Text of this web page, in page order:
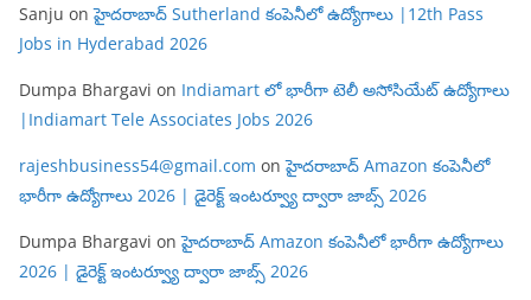
Sanju onహైదరాబాద్ Sutherland కంపెనీలో ఉద్యోగాలు |12th Pass
Jobs in Hyderabad 2026
Dumpa Bhargavi on Indiamart లో భారీగా టెలీ అసోసియేట్ ఉద్యోగాలు
|Indiamart Tele Associates Jobs 2026
rajeshbusiness54@gmail.com onహైదరాబాద్ Amazon కంపెనీలో
భారీగా ఉద్యోగాలు 2026 | డైరెక్ట్ ఇంటర్వ్యూ ద్వారా జాబ్స్ 2026
Dumpa Bhargavi onహైదరాబాద్ Amazon కంపెనీలో భారీగా ఉద్యోగాలు
2026 | డైరెక్ట్ ఇంటర్వ్యూ ద్వారా జాబ్స్ 2026